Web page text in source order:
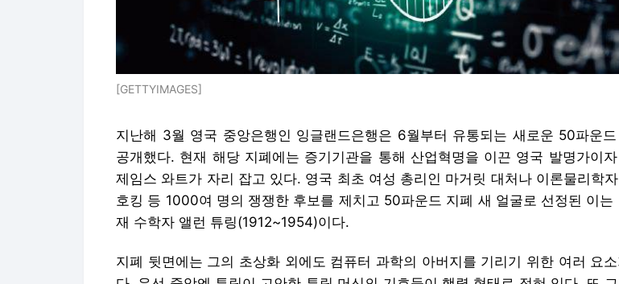
[GETTYIMAGES]
지난해 3월 영국 중앙은행인 잉글랜드은행은 6월부터 유통되는 새로운 50파운
공개했다. 현재 해당 지폐에는 증기기관을 통해 산업혁명을 이끈 영국 발명가이
제임스 와트가 자리 잡고 있다. 영국 최초 여성 총리인 마거릿 대처나 이론물리학
호킹 등 1000여 명의 쟁쟁한 후보를 제치고 50파운드 지폐 새 얼굴로 선정된 이는
재 수학자 앨런 튜링(1912~1954)이다.
지폐 뒷면에는 그의 초상화 외에도 컴퓨터 과학의 아버지를 기리기 위한 여러 요